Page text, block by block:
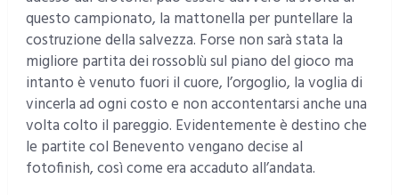
questo campionato, la mattonella per puntellare la
costruzione della salvezza. Forse non sarà stata la
migliore partita dei rossoblù sul piano del gioco ma
intanto è venuto fuori il cuore, l’orgoglio, la voglia di
vincerla ad ogni costo e non accontentarsi anche una
volta colto il pareggio. Evidentemente è destino che
le partite col Benevento vengano decise al
fotofinish, così come era accaduto all’andata.